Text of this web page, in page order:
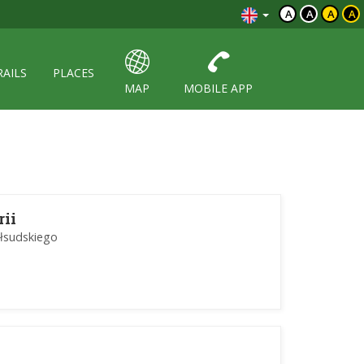
A A A A
PLACES
MAP
MOBILE APP